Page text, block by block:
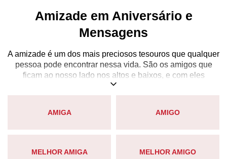
Amizade em Aniversário e
Mensagens
A amizade é um dos mais preciosos tesouros que qualquer
pessoa pode encontrar nessa vida. São os amigos que
ficam ao nosso lado nos altos e baixos, e com eles
aprendemos e evoluímos. É com eles que vivemos os
Sem eles a vida não teria a menor graça, afinal, a amizade
declarar aos nossos amigos o tamanho de sua importância
AMIGA AMIGO
MELHOR AMIGA MELHOR AMIGO